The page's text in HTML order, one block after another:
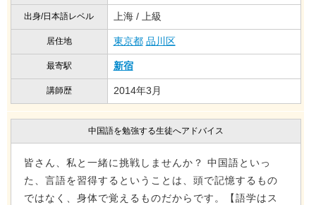
出身/日本語レベル 上海 / 上級
居住地 東京都 品川区
最寄駅 新宿
講師歴 2014年3月
中国語を勉強する生徒へアドバイス
皆さん、私と一緒に挑戦しませんか？ 中国語といっ
た、言語を習得するということは、頭で記憶するもの
ではなく、身体で覚えるものだからです。【語学はス